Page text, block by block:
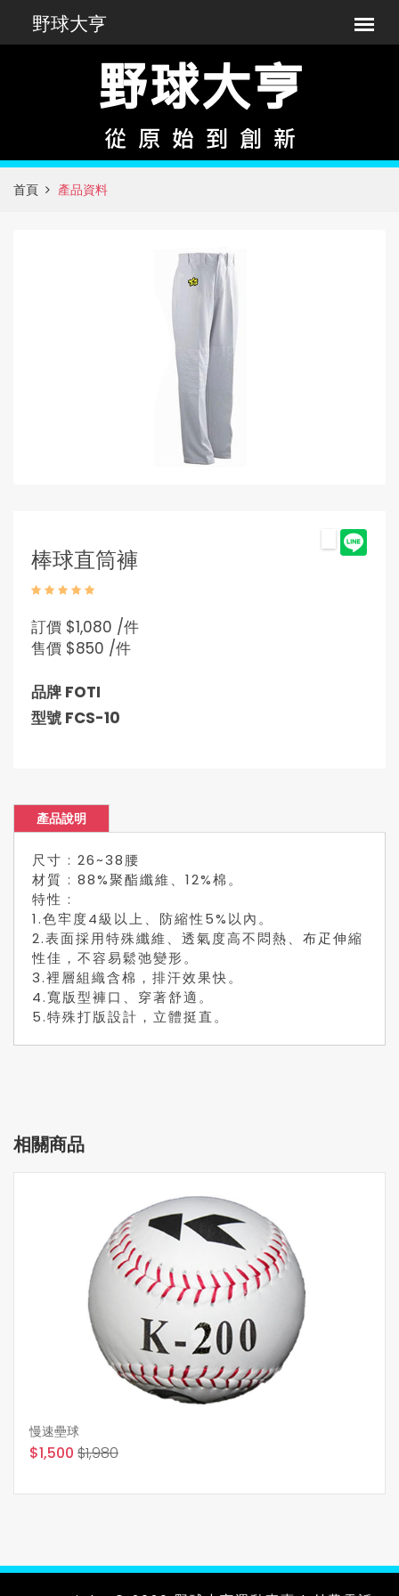
首頁 產品資料
棒球直筒褲
訂價 $1,080 /件
售價 $850 /件
品牌 FOTI
型號 FCS-10
產品說明
尺寸 : 26~38腰
材質 : 88%聚酯纖維、12%棉。
特性 :
1.色牢度4級以上、防縮性5%以內。
2.表面採用特殊纖維、透氣度高不悶熱、布疋伸縮
性佳，不容易鬆弛變形。
3.裡層組織含棉，排汗效果快。
4.寬版型褲口、穿著舒適。
5.特殊打版設計，立體挺直。
相關商品
慢速壘球
$1,500 $1,980